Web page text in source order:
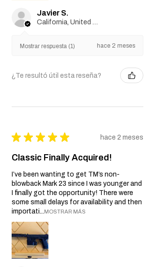
Javier S.
California, United States
Mostrar respuesta (1) hace 2 meses
¿Te resultó útil esta reseña?
★ ★ ★ ★ ★ hace 2 meses
Classic Finally Acquired!
I’ve been wanting to get TM’s non-
blowback Mark 23 since I was younger and
I finally got the opportunity! There were
some small delays for availability and then
importati... MOSTRAR MÁS